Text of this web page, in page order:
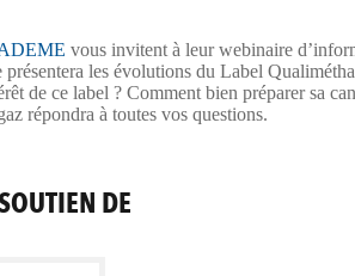
vous invitent à leur webinaire
les évolutions du Label
de ce label ? Comment bien préparer sa
répondra à toutes vos questions.
DE